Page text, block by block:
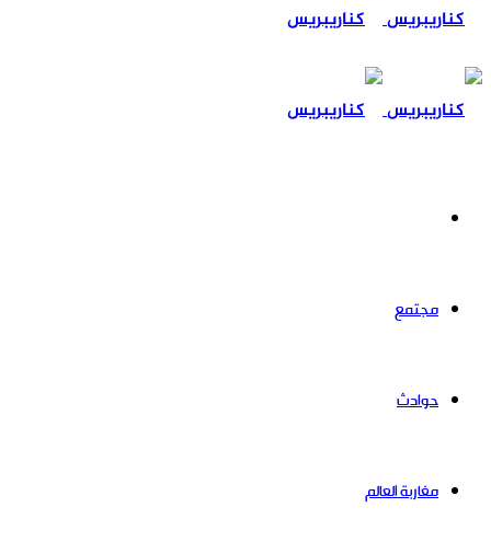
مجتمع
حوادث
مغاربة العالم